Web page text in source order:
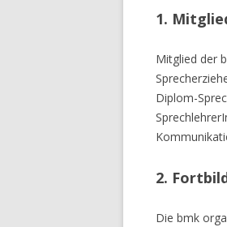
VORSTAND
ANDERE
1.
Mitglied der
Diplom-
2.
Die bmk